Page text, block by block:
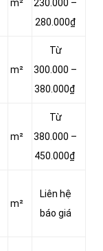
m²
230.000 –
280.000₫
m²
Từ
300.000 –
380.000₫
m²
Từ
380.000 –
450.000₫
m²
Liên hệ
báo giá